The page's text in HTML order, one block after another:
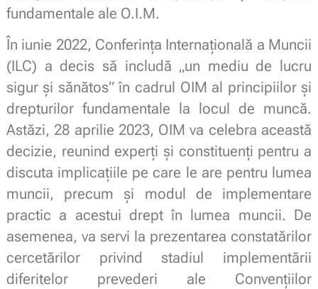
fundamentale ale O.I.M.
În iunie 2022, Conferința Internațională a Muncii
(ILC) a decis să includă „un mediu de lucru
sigur și sănătos” în cadrul OIM al principiilor și
drepturilor fundamentale la locul de muncă.
Astăzi, 28 aprilie 2023, OIM va celebra această
decizie, reunind experți și constituenți pentru a
discuta implicațiile pe care le are pentru lumea
muncii, precum și modul de implementare
practic a acestui drept în lumea muncii. De
asemenea, va servi la prezentarea constatărilor
cercetărilor privind stadiul implementării
diferitelor prevederi ale Convențiilor